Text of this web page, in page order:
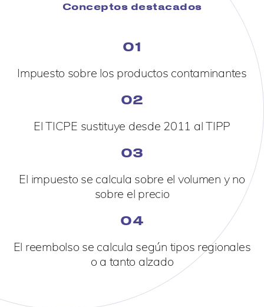
Conceptos destacados
01
Impuesto sobre los productos contaminantes
02
El TICPE sustituye desde 2011 al TIPP
03
El impuesto se calcula sobre el volumen y no
sobre el precio
04
El reembolso se calcula según tipos regionales
o a tanto alzado